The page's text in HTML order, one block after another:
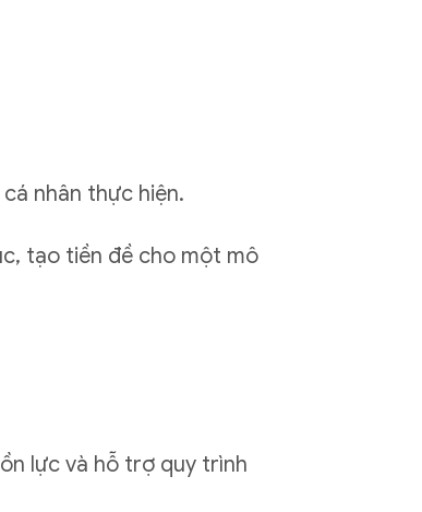
nhân thực hiện.
tạo tiền đề cho một mô
lực và hỗ trợ quy trình